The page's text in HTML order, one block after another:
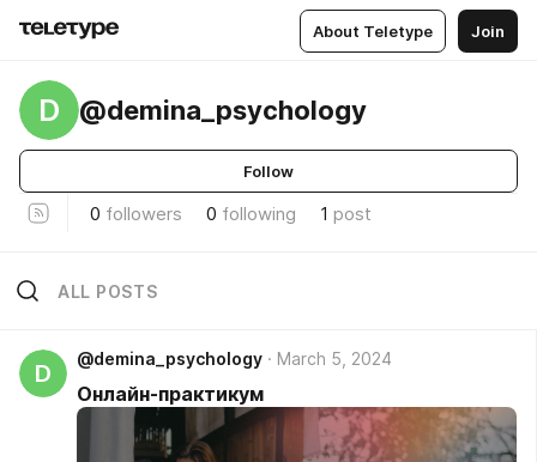
About Teletype Join
D @demina_psychology
Follow
0 followers 0 following 1 post
ALL POSTS
D
@demina_psychology March 5, 2024
Онлайн-практикум